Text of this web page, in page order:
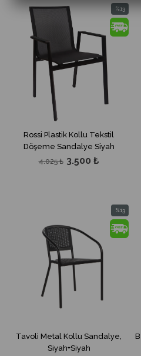
Rossi Plastik Kollu Tekstil
Döşeme Sandalye Siyah
3.500 ₺
4.025 ₺
%13
İndirim
%13İndirim
Tavoli Metal Kollu Sandalye,
Siyah+Siyah
%13
İndirim
%13İndirim